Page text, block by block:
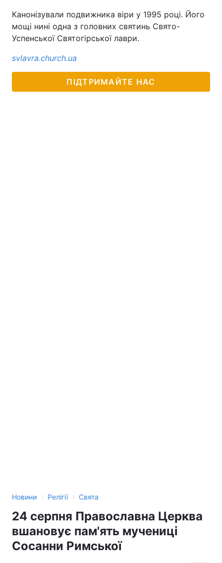
Канонізували подвижника віри у 1995 році. Його
мощі нині одна з головних святинь Свято-
Успенської Святогірської лаври.
svlavra.church.ua
ПІДТРИМАЙТЕ НАС
Новини › Релігії › Свята
24 серпня Православна Церква
вшановує пам'ять мучениці
Сосанни Римської